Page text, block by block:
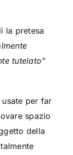
la pretesa
tutelato”
per far
spazio
della